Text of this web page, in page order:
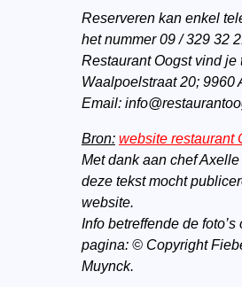
Reserveren kan enkel
het nummer 09 / 329 32
Restaurant Oogst vind je
Waalpoelstraat 20; 9960
Email:
Bron: website restaurant
Met dank aan chef
deze tekst mocht
website.
Info betreffende de foto’s
pagina: © Copyright
Muynck.